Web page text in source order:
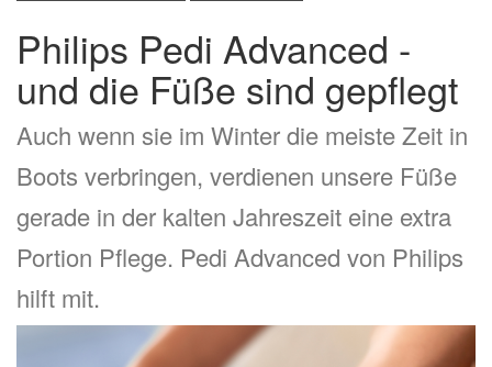
Philips Pedi Advanced -
und die Füße sind gepflegt
Auch wenn sie im Winter die meiste Zeit in
Boots verbringen, verdienen unsere Füße
gerade in der kalten Jahreszeit eine extra
Portion Pflege. Pedi Advanced von Philips
hilft mit.